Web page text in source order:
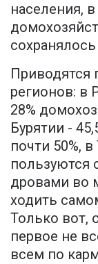
населения,
Приводятся
регионов: в
28%
Бурятии -
почти 50%,
пользуются
дровами во
ходить
Только вот,
первое не
всем по